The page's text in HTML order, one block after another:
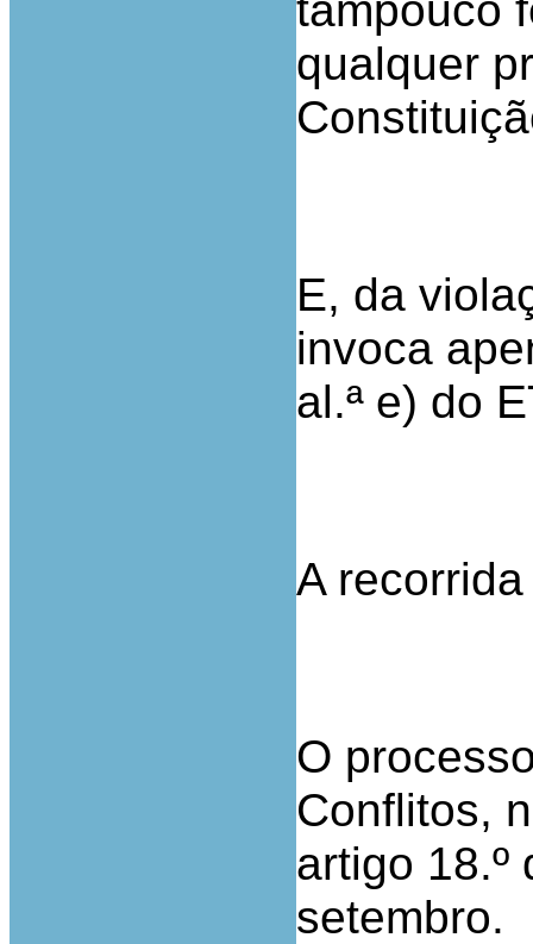
qualquer
E, da
invoca
al.ª e) do
A
O
Conflitos,
artigo 18.º
setembro.